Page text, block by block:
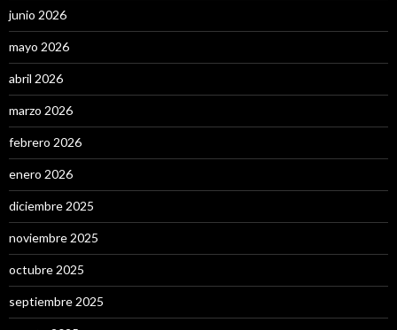
junio 2026
mayo 2026
abril 2026
marzo 2026
febrero 2026
enero 2026
diciembre 2025
noviembre 2025
octubre 2025
septiembre 2025